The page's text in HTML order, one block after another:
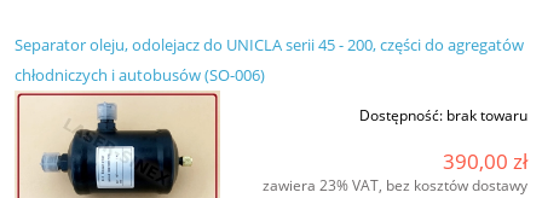
Separator oleju, odolejacz do UNICLA serii 45 - 200, części do agregatów
chłodniczych i autobusów (SO-006)
Dostępność: brak towaru
390,00 zł
zawiera 23% VAT, bez kosztów dostawy